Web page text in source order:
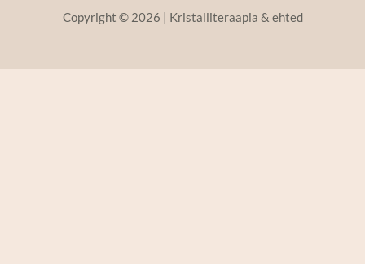
Copyright © 2026 | Kristalliteraapia & ehted